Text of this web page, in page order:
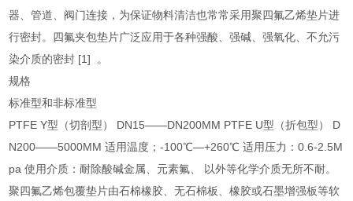
器、管道、阀门连接，为保证物料清洁也常常采用聚四氟乙烯垫片进
行密封。四氟夹包垫片广泛应用于各种强酸、强碱、强氧化、不允污
染介质的密封 [1] 。
规格
标准型和非标准型
PTFE Y型（切剖型） DN15——DN200MM PTFE U型（折包型） D
N200——5000MM 适用温度；-100℃—+260℃ 适用压力：0.6-2.5M
pa 使用介质：耐除酸碱金属、元素氟、 以外等化学介质无所不耐。
聚四氟乙烯包覆垫片由石棉橡胶、无石棉板、橡胶或石墨增强板等软